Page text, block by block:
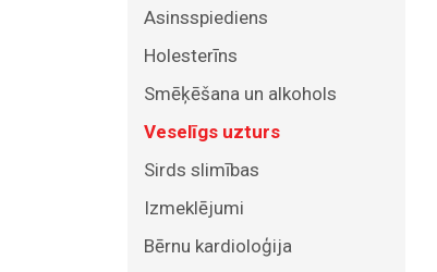
Asinsspiediens
Holesterīns
Smēķēšana un alkohols
Veselīgs uzturs
Sirds slimības
Izmeklējumi
Bērnu kardioloģija